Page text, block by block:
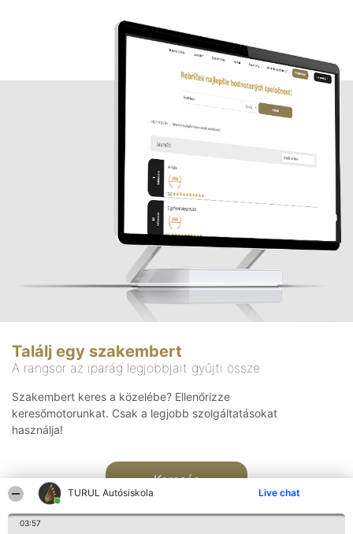
TURUL Autósiskola Live chat
03:57
Találj egy szakembert
A rangsor az iparág legjobbjait gyűjti össze
Szakembert keres a közelébe? Ellenőrizze
keresőmotorunkat. Csak a legjobb szolgáltatásokat
használja!
Keresés